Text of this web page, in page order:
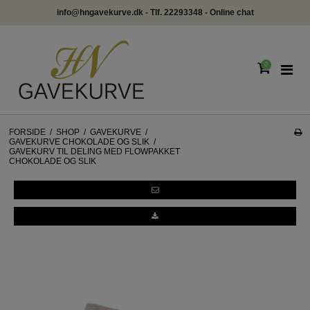
1-3 dages levering med GLS
0
FORSIDE / SHOP / GAVEKURVE /
GAVEKURVE CHOKOLADE OG SLIK /
GAVEKURV TIL DELING MED FLOWPAKKET
CHOKOLADE OG SLIK